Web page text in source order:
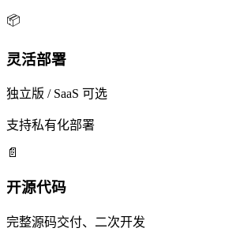
📦
灵活部署
独立版 / SaaS 可选
支持私有化部署
📄
开源代码
完整源码交付、二次开发